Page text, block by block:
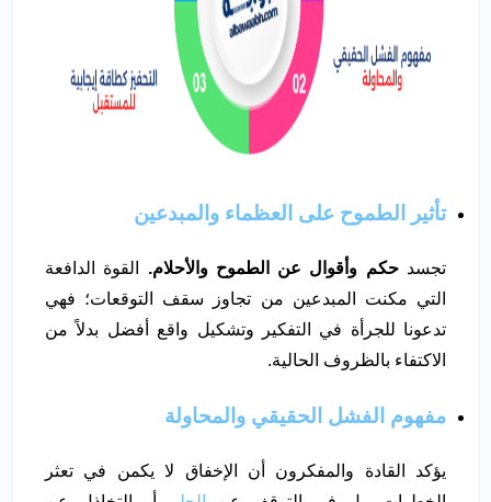
تأثير الطموح على العظماء والمبدعين
تجسدحكم وأقوال عن الطموح والأحلام. القوة الدافعة
التي مكنت المبدعين من تجاوز سقف التوقعات؛ فهي
تدعونا للجرأة في التفكير وتشكيل واقع أفضل بدلاً من
الاكتفاء بالظروف الحالية.
مفهوم الفشل الحقيقي والمحاولة
يؤكد القادة والمفكرون أن الإخفاق لا يكمن في تعثر